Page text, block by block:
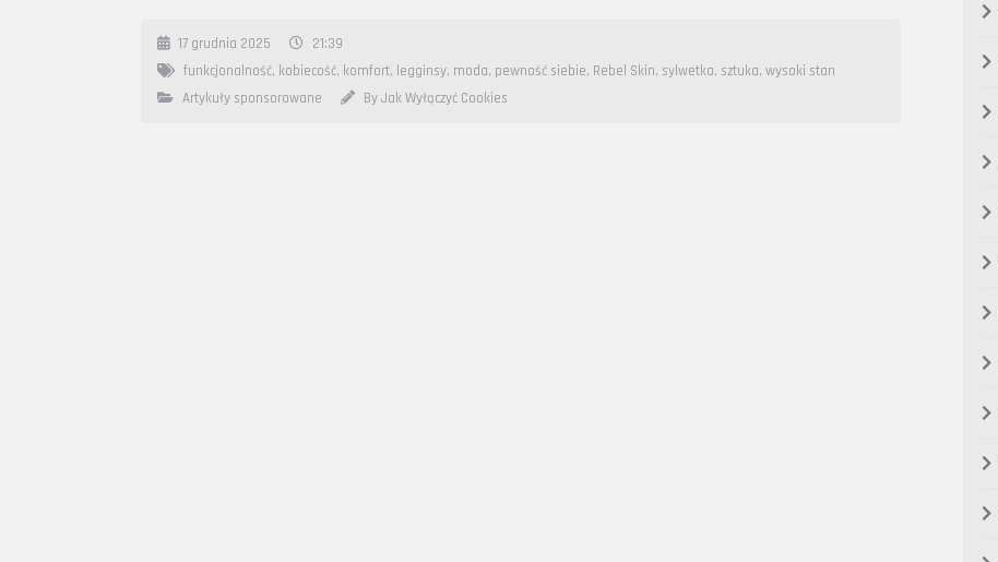
17 grudnia 2025
21:39
funkcjonalność, kobiecość, komfort, legginsy, moda, pewność siebie, Rebel Skin, sylwetka, sztuka, wysoki stan
Artykuły sponsorowane
By Jak Wyłączyć Cookies